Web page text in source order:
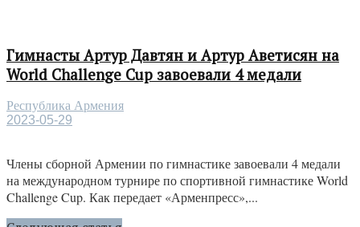
Гимнасты Артур Давтян и Артур Аветисян на
World Challenge Cup завоевали 4 медали
Республика Армения
2023-05-29
Члены сборной Армении по гимнастике завоевали 4 медали
на международном турнире по спортивной гимнастике World
Challenge Cup. Как передает «Арменпресс»,...